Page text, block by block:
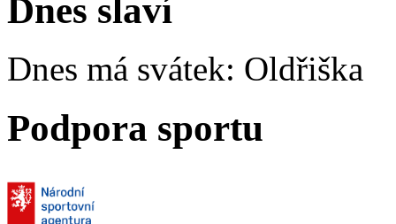
Dnes slaví
Dnes má svátek: Oldřiška
Podpora sportu